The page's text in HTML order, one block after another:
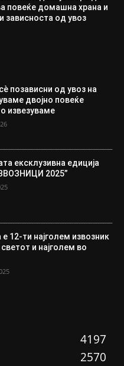
повеќе домашна храна и
зависноста од увоз
позависни од увоз на
двојно повеќе
извезуваме
ексклузивна едиција
2025”
12-ти најголем извозник
и најголем во
4197
2570